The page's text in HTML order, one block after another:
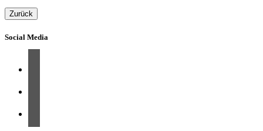
Zurück
Social Media